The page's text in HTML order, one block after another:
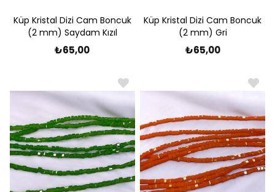
Küp Kristal Dizi Cam Boncuk
(2 mm) Saydam Kızıl
₺65,00
Küp Kristal Dizi Cam Boncuk
(2 mm) Gri
₺65,00